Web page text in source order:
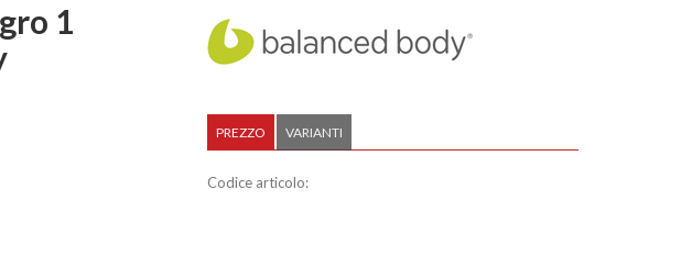
1
PREZZO VARIANTI
Codice articolo: